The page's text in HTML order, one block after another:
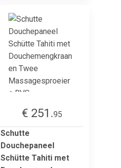
€ 251.95
Schutte
Douchepaneel
Schütte Tahiti met